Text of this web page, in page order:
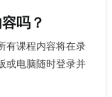
吗？
有课程内容将在录
或电脑随时登录并